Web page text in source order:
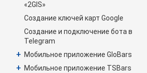
«2GIS»
Создание ключей карт Google
Создание и подключение бота в
Telegram
+ Мобильное приложение GloBars
+ Мобильное приложение TSBars